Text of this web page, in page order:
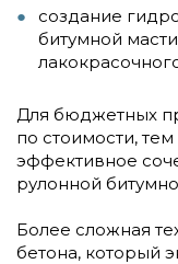
создание
битумной
Для бюджетных
по стоимости,
эффективное
рулонной
Более сложная
бетона, который